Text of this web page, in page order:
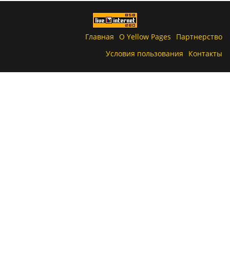
Главная О Yellow Pages
Партнерство
Условия пользования
Контакты